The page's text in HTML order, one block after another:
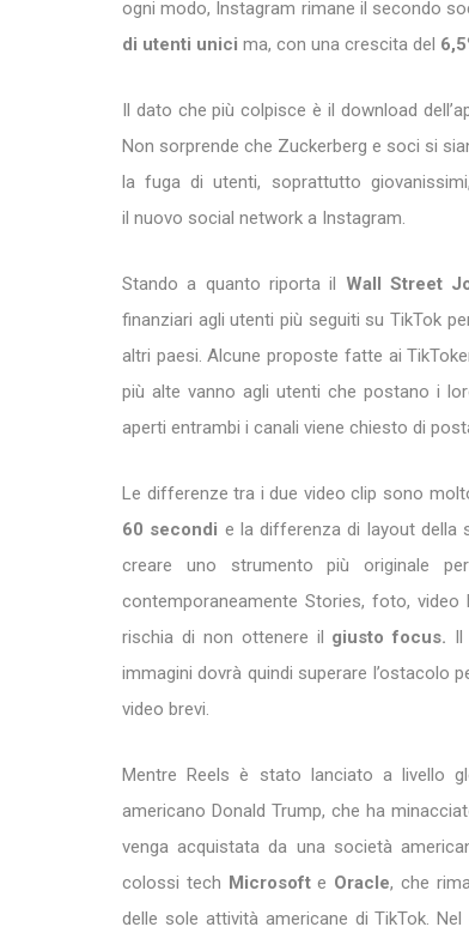
ogni modo, Instagram rimane il secondo
di utenti unici ma, con una crescita del
Il dato che più colpisce è il download
Non sorprende che Zuckerberg e soci si
la fuga di utenti, soprattutto
il nuovo social network a Instagram.
Stando a quanto riporta il Wall Street
finanziari agli utenti più seguiti su TikTok
altri paesi. Alcune proposte fatte ai
più alte vanno agli utenti che postano i
aperti entrambi i canali viene chiesto di
Le differenze tra i due video clip sono
60 secondi e la differenza di layout della
creare uno strumento più originale
contemporaneamente Stories, foto,
rischia di non ottenere il giusto focus. Il
immagini dovrà quindi superare l’ostacolo
video brevi.
Mentre Reels è stato lanciato a livello
americano Donald Trump, che ha
venga acquistata da una società
colossi tech Microsofte Oracle, che
delle sole attività americane di TikTok.